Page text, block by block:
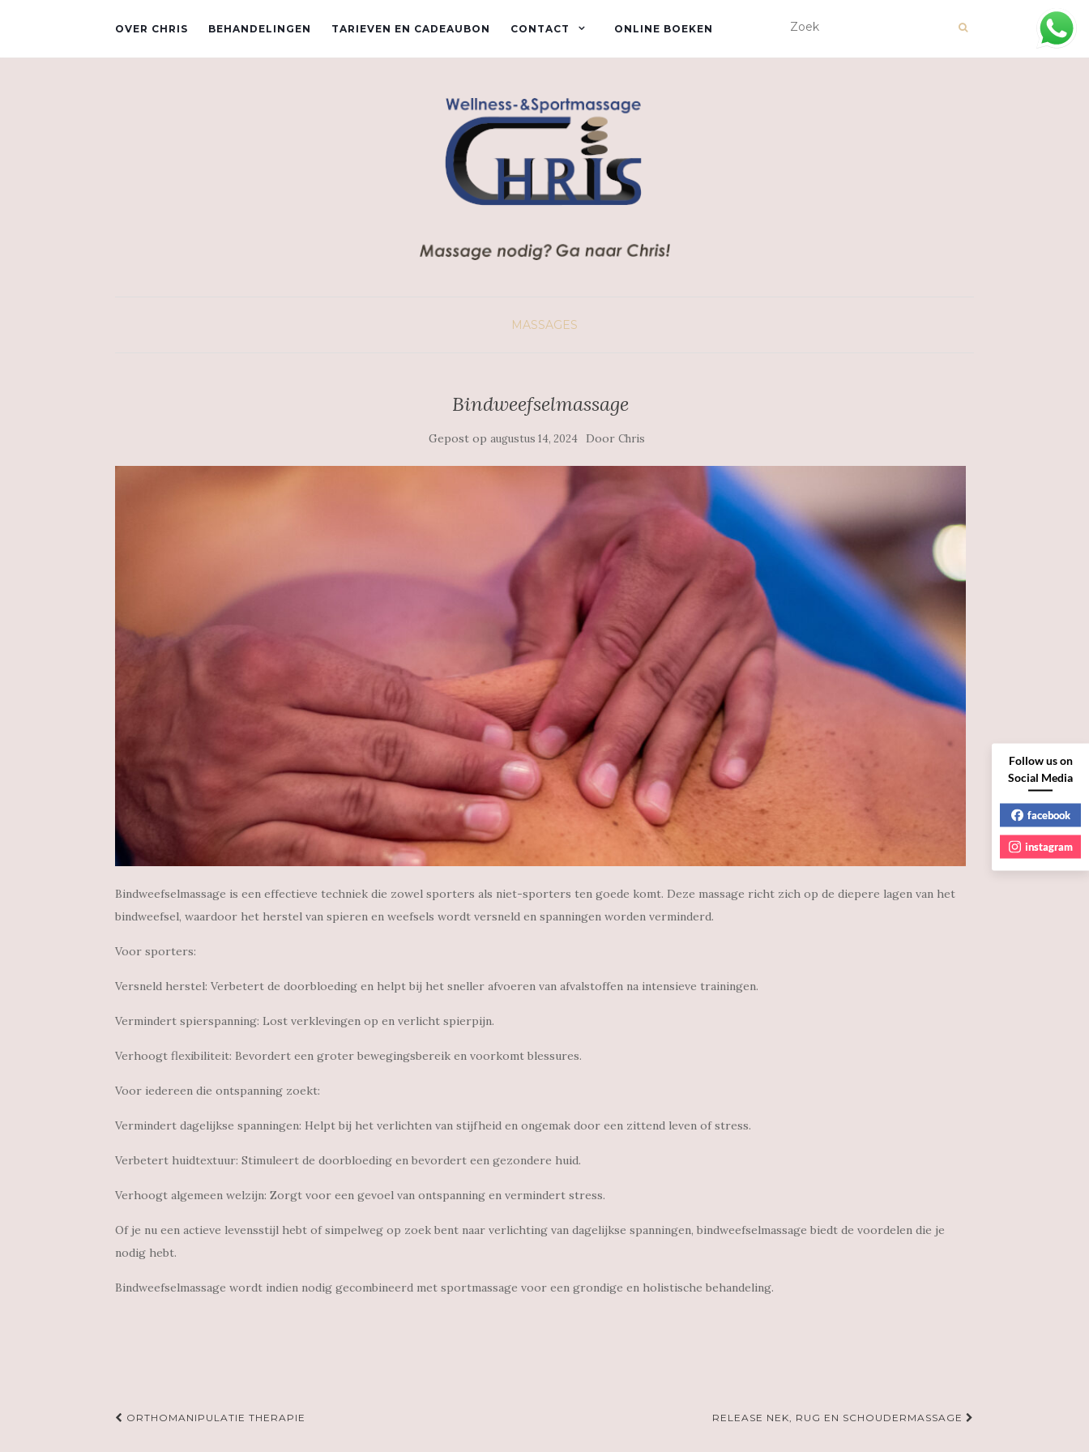
OVER CHRIS BEHANDELINGEN TARIEVEN EN CADEAUBON CONTACT ONLINE BOEKEN
MASSAGES
Bindweefselmassage
Gepost op augustus 14, 2024 Door Chris
Bindweefselmassage is een effectieve techniek die zowel sporters als niet-sporters ten goede komt. Deze massage richt zich op de diepere lagen van het
bindweefsel, waardoor het herstel van spieren en weefsels wordt versneld en spanningen worden verminderd.
Voor sporters:
Versneld herstel: Verbetert de doorbloeding en helpt bij het sneller afvoeren van afvalstoffen na intensieve trainingen.
Vermindert spierspanning: Lost verklevingen op en verlicht spierpijn.
Verhoogt flexibiliteit: Bevordert een groter bewegingsbereik en voorkomt blessures.
Voor iedereen die ontspanning zoekt:
Vermindert dagelijkse spanningen: Helpt bij het verlichten van stijfheid en ongemak door een zittend leven of stress.
Verbetert huidtextuur: Stimuleert de doorbloeding en bevordert een gezondere huid.
Verhoogt algemeen welzijn: Zorgt voor een gevoel van ontspanning en vermindert stress.
Of je nu een actieve levensstijl hebt of simpelweg op zoek bent naar verlichting van dagelijkse spanningen, bindweefselmassage biedt de voordelen die je
nodig hebt.
Bindweefselmassage wordt indien nodig gecombineerd met sportmassage voor een grondige en holistische behandeling.
Navigatie
ORTHOMANIPULATIE THERAPIE RELEASE NEK, RUG EN SCHOUDERMASSAGE
Follow us on
Social Media
facebook
instagram